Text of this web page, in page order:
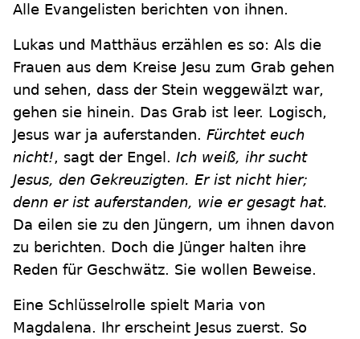
Alle Evangelisten berichten von ihnen.
Lukas und Matthäus erzählen es so: Als die
Frauen aus dem Kreise Jesu zum Grab gehen
und sehen, dass der Stein weggewälzt war,
gehen sie hinein. Das Grab ist leer. Logisch,
Jesus war ja auferstanden. Fürchtet euch
nicht!, sagt der Engel. Ich weiß, ihr sucht
Jesus, den Gekreuzigten. Er ist nicht hier;
denn er ist auferstanden, wie er gesagt hat.
Da eilen sie zu den Jüngern, um ihnen davon
zu berichten. Doch die Jünger halten ihre
Reden für Geschwätz. Sie wollen Beweise.
Eine Schlüsselrolle spielt Maria von
Magdalena. Ihr erscheint Jesus zuerst. So